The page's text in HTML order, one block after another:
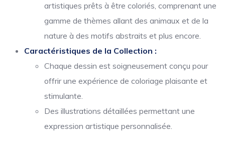
artistiques prêts à être coloriés, comprenant une
gamme de thèmes allant des animaux et de la
nature à des motifs abstraits et plus encore.
Caractéristiques de la Collection :
Chaque dessin est soigneusement conçu pour
offrir une expérience de coloriage plaisante et
stimulante.
Des illustrations détaillées permettant une
expression artistique personnalisée.